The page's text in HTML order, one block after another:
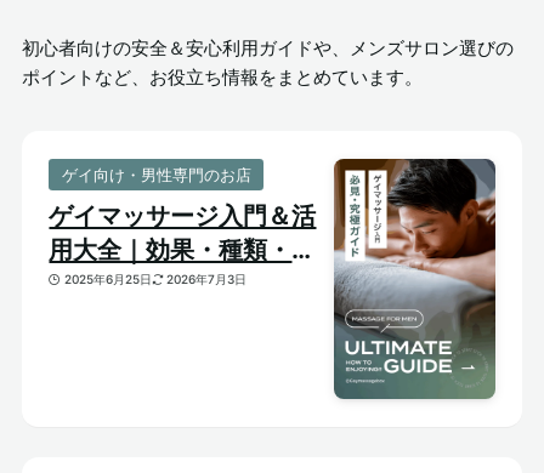
初心者向けの安全＆安心利用ガイドや、メンズサロン選びの
ポイントなど、お役立ち情報をまとめています。
ゲイ向け・男性専門のお店
ゲイマッサージ入門＆活
用大全｜効果・種類・選
び方がわかる体験ガイド
2025年6月25日 2026年7月3日